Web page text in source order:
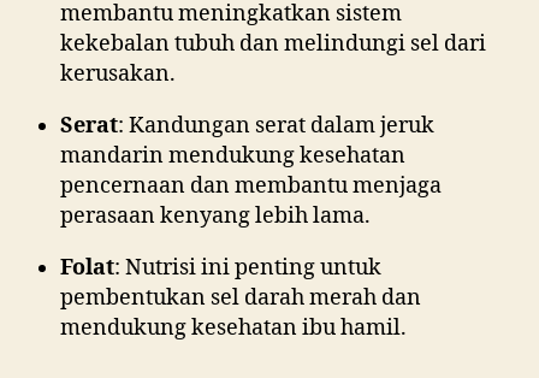
membantu meningkatkan sistem
kekebalan tubuh dan melindungi sel dari
kerusakan.
Serat: Kandungan serat dalam jeruk
mandarin mendukung kesehatan
pencernaan dan membantu menjaga
perasaan kenyang lebih lama.
Folat: Nutrisi ini penting untuk
pembentukan sel darah merah dan
mendukung kesehatan ibu hamil.